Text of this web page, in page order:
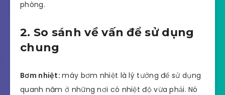
phòng.
2. So sánh về vấn để sử dụng
chung
Bơm nhiệt:máy bơm nhiệt là lý tưởng để sử dụng
quanh năm ở những nơi có nhiệt độ vừa phải. Nó